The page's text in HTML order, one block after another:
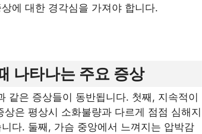
에 대한 경각심을 가져야 합니다.
나타나는 주요 증상
같은 증상들이 동반됩니다. 첫째, 지속적이
은 평상시 소화불량과 다르게 점점 심해지
다. 둘째, 가슴 중앙에서 느껴지는 압박감